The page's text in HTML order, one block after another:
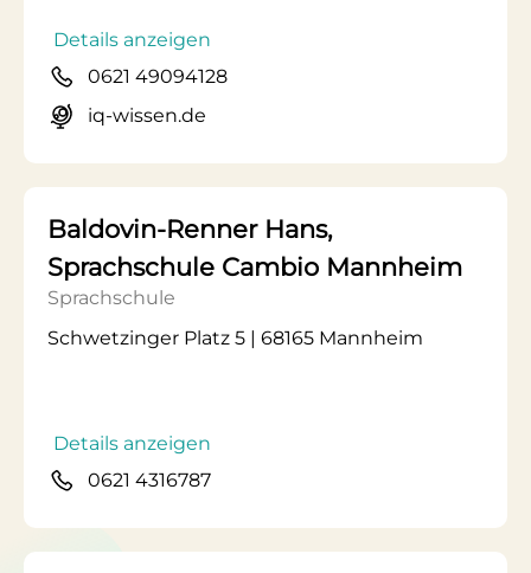
Details anzeigen
0621 49094128
iq-wissen.de
Baldovin-Renner Hans,
Sprachschule Cambio Mannheim
Sprachschule
Schwetzinger Platz 5 | 68165 Mannheim
Details anzeigen
0621 4316787